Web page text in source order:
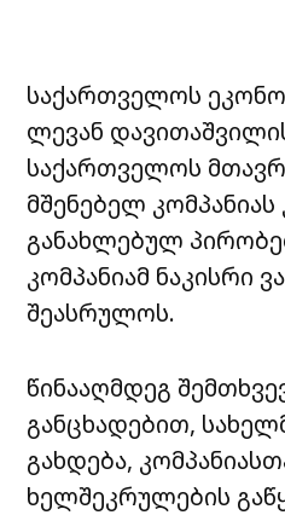
საქართველოს
ლევან
საქართველოს
მშენებელ
განახლებულ
კომპანიამ ნაკისრი
შეასრულოს.
წინააღმდეგ
განცხადებით,
გახდება,
ხელშეკრულების